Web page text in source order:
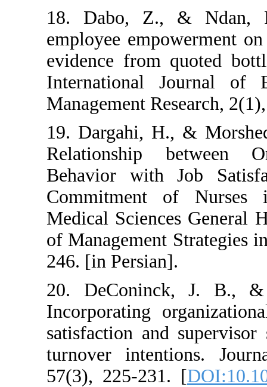
18. Dabo,
employee
evidence from
International
Management
19. Dargahi,
Relationship
Behavior with
Commitment
Medical
of Management
246. [in
20.
Incorporating
satisfaction
turnover
57(3), 225-